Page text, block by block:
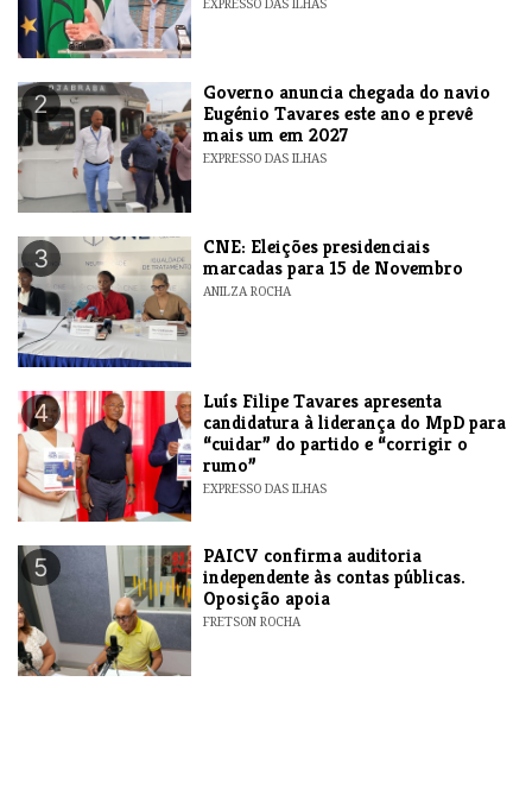
2
Governo anuncia chegada do navio
Eugénio Tavares este ano e prevê
mais um em 2027
EXPRESSO DAS ILHAS
3
CNE: Eleições presidenciais
marcadas para 15 de Novembro
ANILZA ROCHA
4
Luís Filipe Tavares apresenta
candidatura à liderança do MpD para
“cuidar” do partido e “corrigir o
rumo”
EXPRESSO DAS ILHAS
5
​PAICV confirma auditoria
independente às contas públicas.
Oposição apoia
FRETSON ROCHA